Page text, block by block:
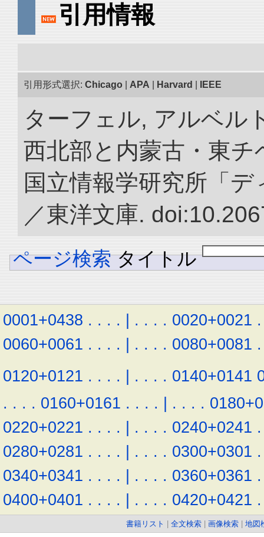
引用情報
引用形式選択: Chicago APA Harvard IEEE
ターフェル, アルベル
西北部と内蒙古・東チ
国立情報学研究所「
／東洋文庫.
ページ検索 タイトル
0001+0438 . . . . | . . . . 0020+0021 .
0060+0061 . . . . | . . . . 0080+0081 .
0120+0121 . . . . | . . . . 0140+0141
. . . . 0160+0161 . . . . | . . . .
0220+0221 . . . . | . . . . 0240+0241 .
0280+0281 . . . . | . . . . 0300+0301 .
0340+0341 . . . . | . . . . 0360+0361 .
0400+0401 . . . . | . . . . 0420+0421 .
書籍リスト 全文検索 画像検索 地図